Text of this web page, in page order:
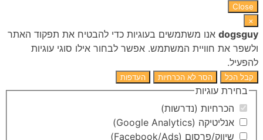
Close
×
dogsguy אנו משתמשים בעוגיות כדי להבטיח את תפקוד האתר
ולשפר את חוויית המשתמש. אפשר לבחור אילו סוגי עוגיות
להפעיל.
קבל הכל הסר לא הכרחיות העדפות
בחירת עוגיות
הכרחיות (נדרשות)
אנליטיקה (Google Analytics)
שיווק/פרסום (Facebook/Ads)